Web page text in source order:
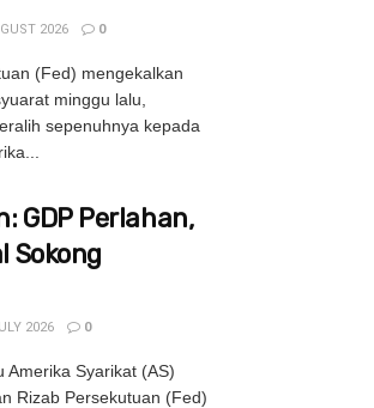
2026 0
(Fed) mengekalkan
minggu lalu,
sepenuhnya kepada
GDP Perlahan,
Sokong
2026 0
Amerika Syarikat (AS)
Rizab Persekutuan (Fed)